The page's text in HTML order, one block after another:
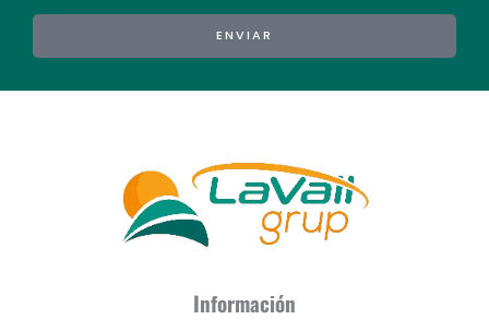
ENVIAR
Información